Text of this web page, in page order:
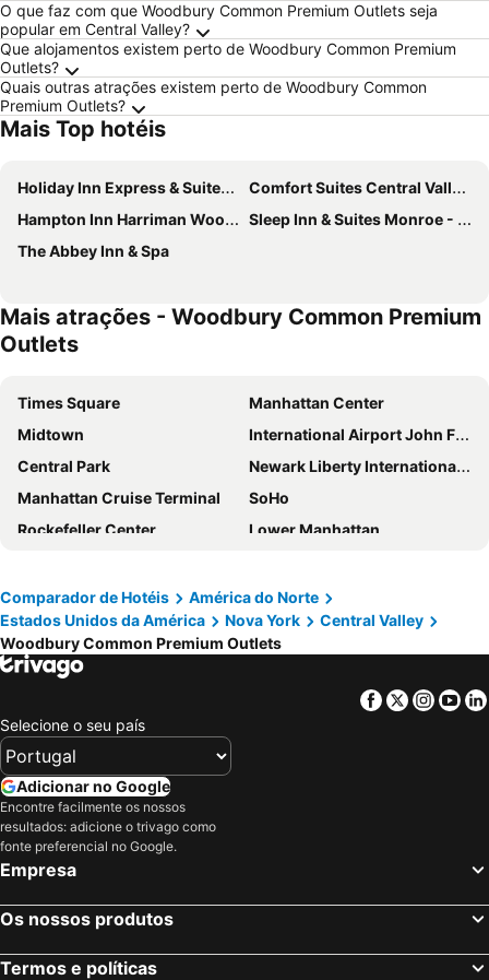
O que faz com que Woodbury Common Premium Outlets seja
popular em Central Valley?
Que alojamentos existem perto de Woodbury Common Premium
Outlets?
Quais outras atrações existem perto de Woodbury Common
Premium Outlets?
Mais Top hotéis
Holiday Inn Express & Suites Peekskill-lower Hudson Valley By Ihg
Comfort Suites Central Valley - Woodbury
Hampton Inn Harriman Woodbury
Sleep Inn & Suites Monroe - Woodbury
The Abbey Inn & Spa
Mais atrações - Woodbury Common Premium
Outlets
Times Square
Manhattan Center
Midtown
International Airport John F. Kennedy
Central Park
Newark Liberty International Airport
Manhattan Cruise Terminal
SoHo
Rockefeller Center
Lower Manhattan
Aeroporto LaGuardia
Madison Square Garden
Metrô de Nova York City
Upper West Side
5th Ave 53rd St Metro Station
Edifício Empire State
Broadway
Lower East Side
34th St Penn Station Metro Station
Astoria
Albany International Airport
Macy's Herald Square 34th Street
7th Ave Metro Station
Financial District
Fifth Avenue
Comparador de Hotéis
América do Norte
Estados Unidos da América
Nova York
Central Valley
Woodbury Common Premium Outlets
Facebook
Twitter
Selecione o seu país
Adicionar no Google
Encontre facilmente os nossos
resultados: adicione o trivago como
fonte preferencial no Google.
Empresa
Os nossos produtos
Termos e políticas